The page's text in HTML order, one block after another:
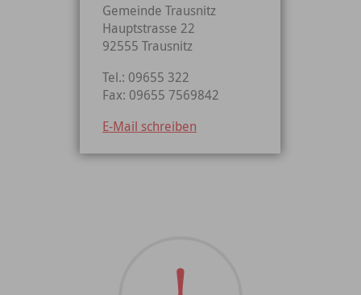
Gemeinde Trausnitz
Hauptstrasse 22
92555 Trausnitz
Tel.: 09655 322
Fax: 09655 7569842
E-Mail schreiben